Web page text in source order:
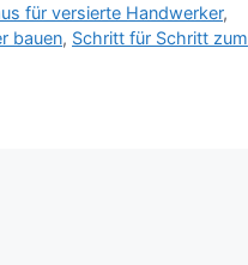
für versierte Handwerker,
bauen, Schritt für Schritt zum